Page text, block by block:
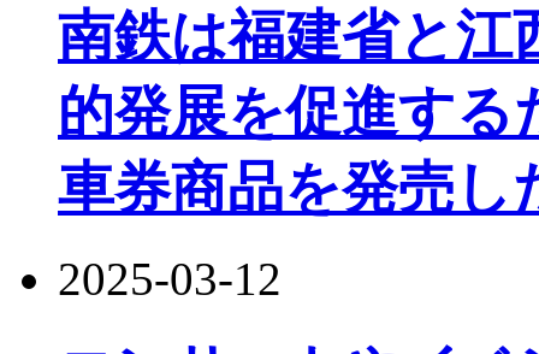
南鉄は福建省と江
的発展を促進する
車券商品を発売し
2025-03-12